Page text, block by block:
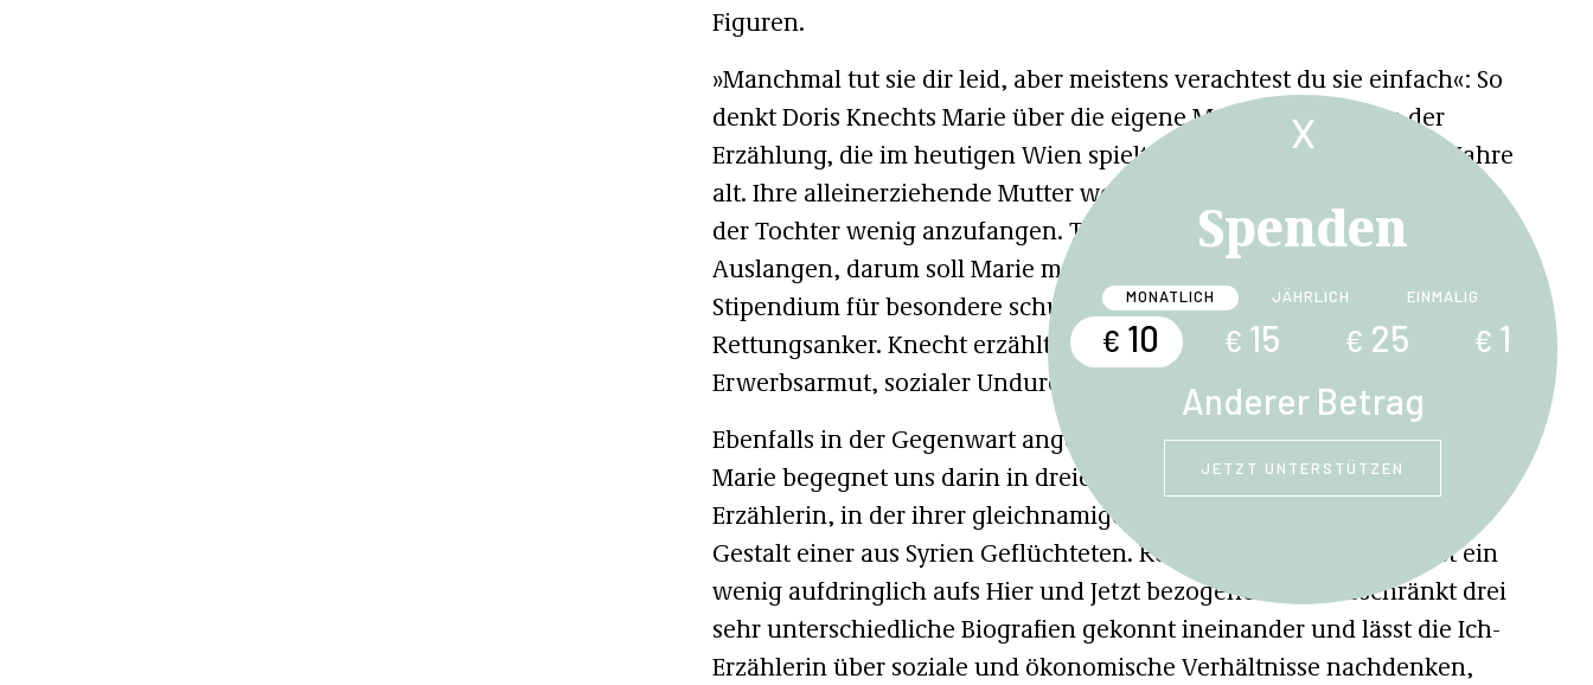
Figuren.
»Manchmal tut sie dir leid, aber meistens verachtest du sie einfach«: So
denkt Doris Knechts Marie über die eigene Mutter. Am Beginn der
Erzählung, die im heutigen Wien spielt, ist die ehrgeizige Marie 13 Jahre
alt. Ihre alleinerziehende Mutter weiß mit den schulischen Ambitionen
der Tochter wenig anzufangen. Trotz Arbeit findet sie kaum ein
Auslangen, darum soll Marie möglichst bald Geld verdienen. Ein
Stipendium für besondere schulische Leistungen wird für Marie zum
Rettungsanker. Knecht erzählt eindringlich und unsentimental von
Erwerbsarmut, sozialer Undurchlässigkeit und Selbstermächtigung.
Ebenfalls in der Gegenwart angesiedelt ist Eva Rossmanns Erzählung –
Marie begegnet uns darin in dreierlei Gestalt: in jener der Ich-
Erzählerin, in der ihrer gleichnamigen Vorfahrin und schließlich in
Gestalt einer aus Syrien Geflüchteten. Rossmanns stellenweise fast ein
wenig aufdringlich aufs Hier und Jetzt bezogener Text verschränkt drei
sehr unterschiedliche Biografien gekonnt ineinander und lässt die Ich-
Erzählerin über soziale und ökonomische Verhältnisse nachdenken,
X
Spenden
MONATLICH JÄHRLICH EINMALIG
€ 10 € 15 € 25 € 1
Anderer Betrag
JETZT UNTERSTÜTZEN